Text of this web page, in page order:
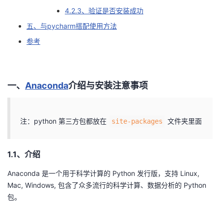
注
发
者
学
Programs
的
支
持
4.2.3、验证是否安装成功
五、与pycharm搭配使用方法
参考
一、 Anaconda介绍与安装注意事项
注：python 第三方包都放在 site-packages 文件夹里面
1.1、介绍
Anaconda 是一个用于科学计算的 Python 发行版，支持 Linux,
Mac, Windows, 包含了众多流行的科学计算、数据分析的 Python
包。